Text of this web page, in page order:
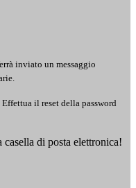
inviato un messaggio
il reset della password
di posta elettronica!